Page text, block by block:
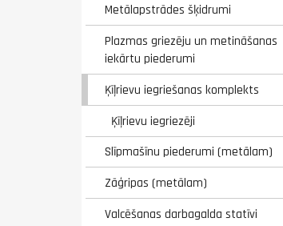
Metālapstrādes šķidrumi
Plazmas griezēju un metināšanas
iekārtu piederumi
Ķīļrievu iegriešanas komplekts
Ķīļrievu iegriezēji
Slīpmašīnu piederumi (metālam)
Zāģripas (metālam)
Valcēšanas darbagalda statīvi